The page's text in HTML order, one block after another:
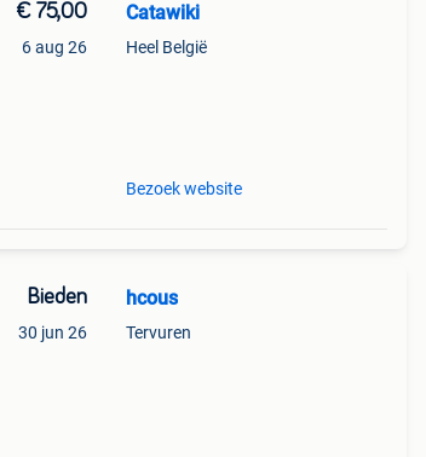
€ 75,00
6 aug 26
Catawiki
Heel België
Bezoek website
Bieden
30 jun 26
hcous
Tervuren